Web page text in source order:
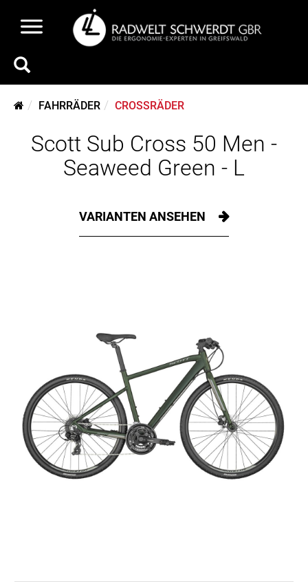
FAHRRÄDER CROSSRÄDER
Scott Sub Cross 50 Men -
Seaweed Green - L
VARIANTEN ANSEHEN